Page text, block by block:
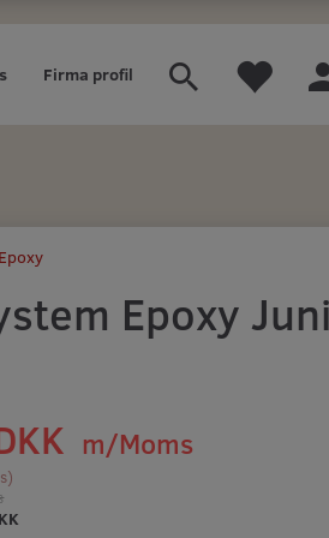
Firma profil
Epoxy
m/Moms
)